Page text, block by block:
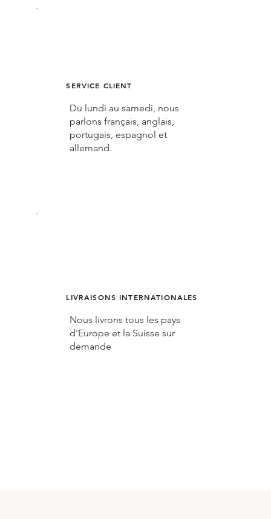
SERVICE CLIENT
Du lundi au samedi, nous
parlons français, anglais,
portugais, espagnol et
allemand.
LIVRAISONS INTERNATIONALES
Nous livrons tous les pays
d'Europe et la Suisse sur
demande